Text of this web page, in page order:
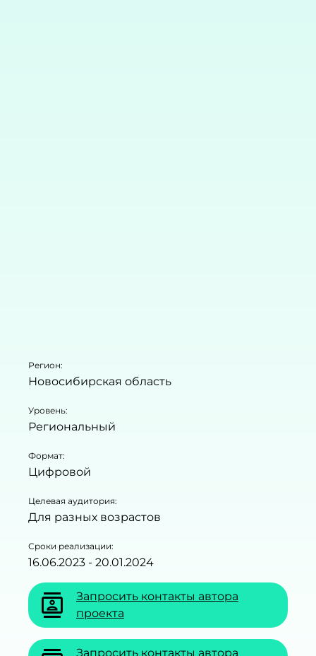
Регион:
Новосибирская область
Уровень:
Региональный
Формат:
Цифровой
Целевая аудитория:
Для разных возрастов
Сроки реализации:
16.06.2023 - 20.01.2024
contacts
Запросить контакты автора
проекта
Запросить контакты автора